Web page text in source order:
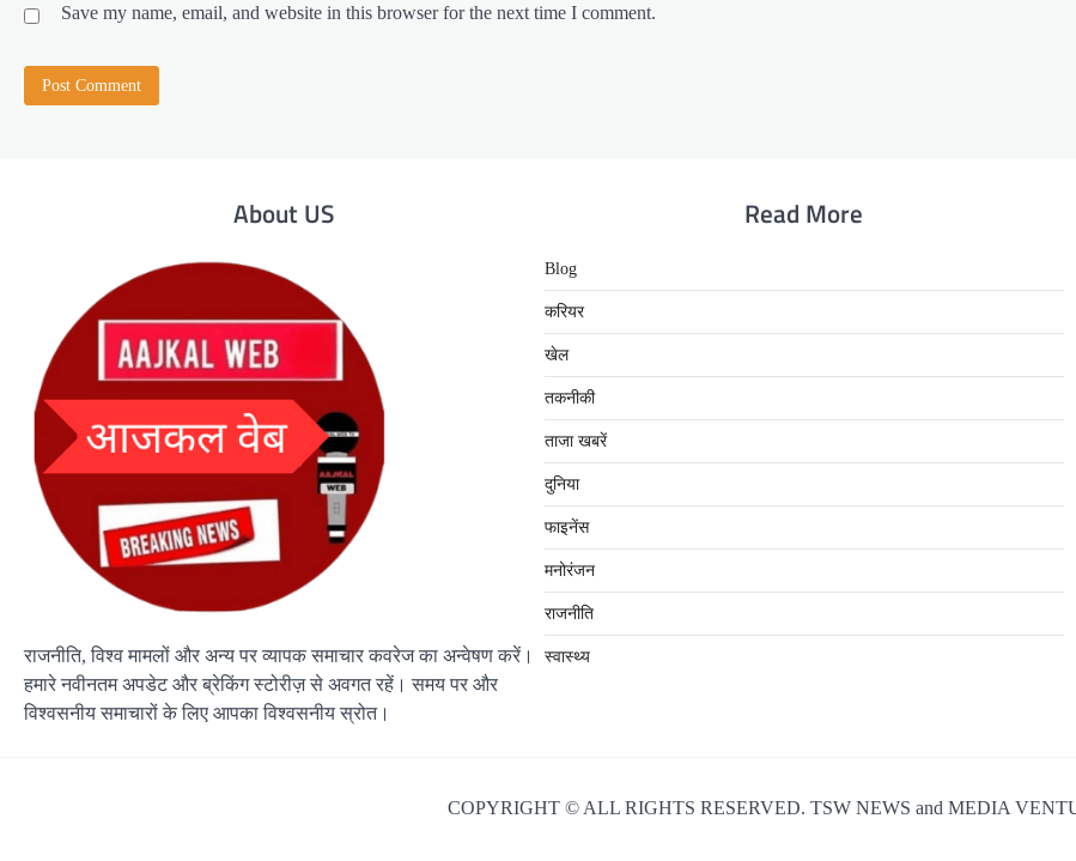
Save my name, email, and website in this browser for the next time I comment.
About US
राजनीति, विश्व मामलों और अन्य पर व्यापक समाचार कवरेज का अन्वेषण करें।
हमारे नवीनतम अपडेट और ब्रेकिंग स्टोरीज़ से अवगत रहें। समय पर और
विश्वसनीय समाचारों के लिए आपका विश्वसनीय स्रोत।
Read More
Blog
करियर
खेल
तकनीकी
ताजा खबरें
दुनिया
फाइनेंस
मनोरंजन
राजनीति
स्वास्थ्य
COPYRIGHT © ALL RIGHTS RESERVED. TSW NEWS and MEDIA